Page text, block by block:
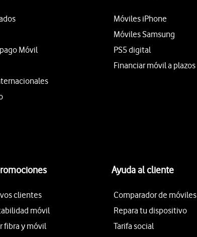
Móvil
Móviles iPhone
Móviles Samsung
PS5 digital
Financiar móvil a plazos
clientes
móvil
fibra y móvil
Ayuda al cliente
Comparador de móviles
Repara tu dispositivo
Tarifa social